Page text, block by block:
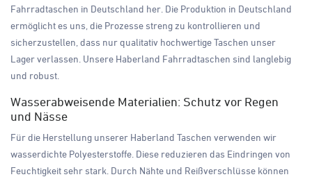
Fahrradtaschen in Deutschland her. Die Produktion in Deutschland
ermöglicht es uns, die Prozesse streng zu kontrollieren und
sicherzustellen, dass nur qualitativ hochwertige Taschen unser
Lager verlassen. Unsere Haberland Fahrradtaschen sind langlebig
und robust.
Wasserabweisende Materialien: Schutz vor Regen
und Nässe
Für die Herstellung unserer Haberland Taschen verwenden wir
wasserdichte Polyesterstoffe. Diese reduzieren das Eindringen von
Feuchtigkeit sehr stark. Durch Nähte und Reißverschlüsse können